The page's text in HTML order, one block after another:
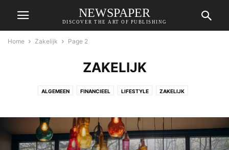
NEWSPAPER
DISCOVER THE ART OF PUBLISHING
Home Zakelijk Page 2
ZAKELIJK
ALGEMEEN FINANCIEEL LIFESTYLE ZAKELIJK